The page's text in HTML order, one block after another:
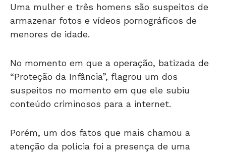
Uma mulher e três homens são suspeitos de
armazenar fotos e vídeos pornográficos de
menores de idade.
No momento em que a operação, batizada de
“Proteção da Infância”, flagrou um dos
suspeitos no momento em que ele subiu
conteúdo criminosos para a internet.
Porém, um dos fatos que mais chamou a
atenção da polícia foi a presença de uma